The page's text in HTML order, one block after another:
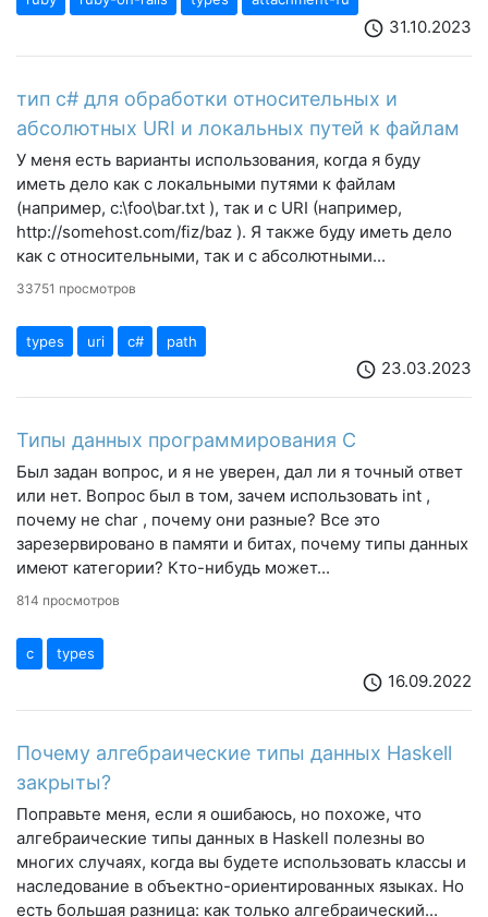
schedule 31.10.2023
тип c# для обработки относительных и
абсолютных URI и локальных путей к файлам
У меня есть варианты использования, когда я буду
иметь дело как с локальными путями к файлам
(например, c:\foo\bar.txt ), так и с URI (например,
http://somehost.com/fiz/baz ). Я также буду иметь дело
как с относительными, так и с абсолютными...
33751 просмотров
types uri c# path
schedule 23.03.2023
Типы данных программирования C
Был задан вопрос, и я не уверен, дал ли я точный ответ
или нет. Вопрос был в том, зачем использовать int ,
почему не char , почему они разные? Все это
зарезервировано в памяти и битах, почему типы данных
имеют категории? Кто-нибудь может...
814 просмотров
c types
schedule 16.09.2022
Почему алгебраические типы данных Haskell
закрыты?
Поправьте меня, если я ошибаюсь, но похоже, что
алгебраические типы данных в Haskell полезны во
многих случаях, когда вы будете использовать классы и
наследование в объектно-ориентированных языках. Но
есть большая разница: как только алгебраический...